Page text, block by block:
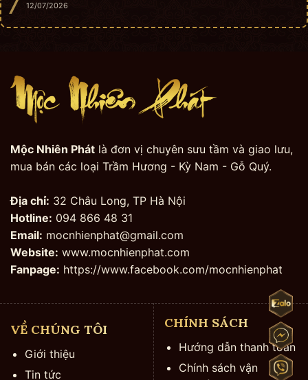
12/07/2026
Mộc Nhiên Phát là đơn vị chuyên sưu tầm và giao lưu,
mua bán các loại Trầm Hương - Kỳ Nam - Gỗ Quý.
Địa chỉ: 32 Châu Long, TP Hà Nội
Hotline: 094 866 48 31
Email: mocnhienphat@gmail.com
Website: www.mocnhienphat.com
Fanpage: https://www.facebook.com/mocnhienphat
VỀ CHÚNG TÔI
Giới thiệu
Tin tức
CHÍNH SÁCH
Hướng dẫn thanh toán
Chính sách vận